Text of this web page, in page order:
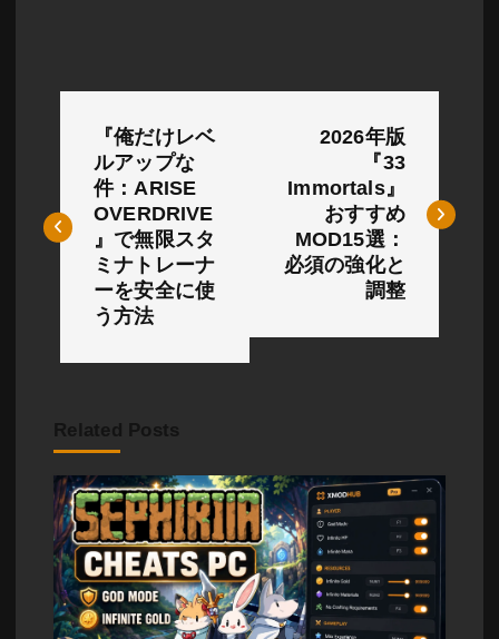
ナ
ビ
ョ
ン
『俺だけレベ
ルアップな
件：ARISE
OVERDRIVE
』で無限スタ
ミナトレーナ
ーを安全に使
う方法
2026年版
『33
Immortals』
おすすめ
MOD15選：
必須の強化と
調整
Related Posts